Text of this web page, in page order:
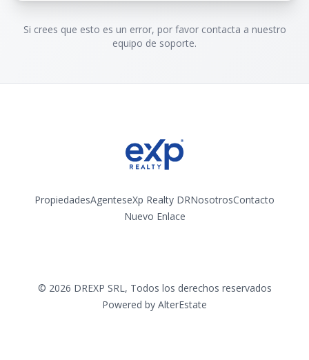
Si crees que esto es un error, por favor contacta a nuestro
equipo de soporte.
PropiedadesAgenteseXp Realty DRNosotrosContacto
Nuevo Enlace
© 2026 DREXP SRL, Todos los derechos reservados
Powered by AlterEstate